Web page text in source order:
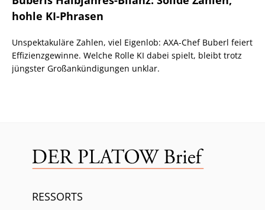
hohle KI-Phrasen
Unspektakuläre Zahlen, viel Eigenlob: AXA-Chef Buberl feiert
Effizienzgewinne. Welche Rolle KI dabei spielt, bleibt trotz
jüngster Großankündigungen unklar.
RESSORTS